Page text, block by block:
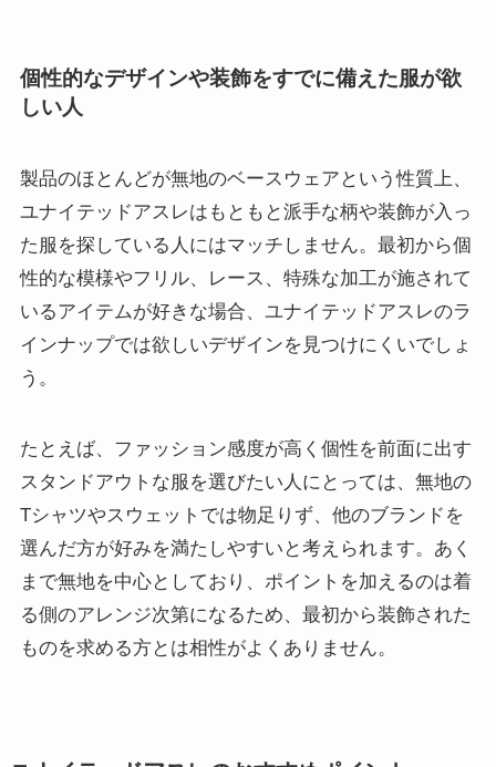
個性的なデザインや装飾をすでに備えた服が欲
しい人
製品のほとんどが無地のベースウェアという性質上、
ユナイテッドアスレはもともと派手な柄や装飾が入っ
た服を探している人にはマッチしません。最初から個
性的な模様やフリル、レース、特殊な加工が施されて
いるアイテムが好きな場合、ユナイテッドアスレのラ
インナップでは欲しいデザインを見つけにくいでしょ
う。
たとえば、ファッション感度が高く個性を前面に出す
スタンドアウトな服を選びたい人にとっては、無地の
Tシャツやスウェットでは物足りず、他のブランドを
選んだ方が好みを満たしやすいと考えられます。あく
まで無地を中心としており、ポイントを加えるのは着
る側のアレンジ次第になるため、最初から装飾された
ものを求める方とは相性がよくありません。